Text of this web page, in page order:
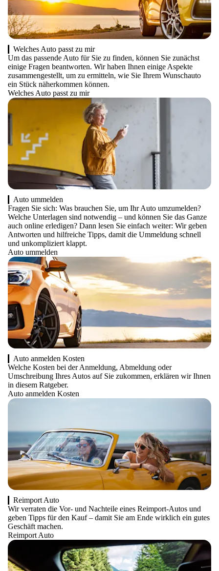
Welches Auto passt zu mir
Um das passende Auto für Sie zu finden, können Sie zunächst
einige Fragen beantworten. Wir haben Ihnen einige Aspekte
zusammengestellt, um zu ermitteln, wie Sie Ihrem Wunschauto
ein Stück näherkommen können.
Welches Auto passt zu mir
Auto ummelden
Fragen Sie sich: Was brauchen Sie, um Ihr Auto umzumelden?
Welche Unterlagen sind notwendig – und können Sie das Ganze
auch online erledigen? Dann lesen Sie einfach weiter: Wir geben
Antworten und hilfreiche Tipps, damit die Ummeldung schnell
und unkompliziert klappt.
Auto ummelden
Auto anmelden Kosten
Welche Kosten bei der Anmeldung, Abmeldung oder
Umschreibung Ihres Autos auf Sie zukommen, erklären wir Ihnen
in diesem Ratgeber.
Auto anmelden Kosten
Reimport Auto
Wir verraten die Vor- und Nachteile eines Reimport-Autos und
geben Tipps für den Kauf – damit Sie am Ende wirklich ein gutes
Geschäft machen.
Reimport Auto